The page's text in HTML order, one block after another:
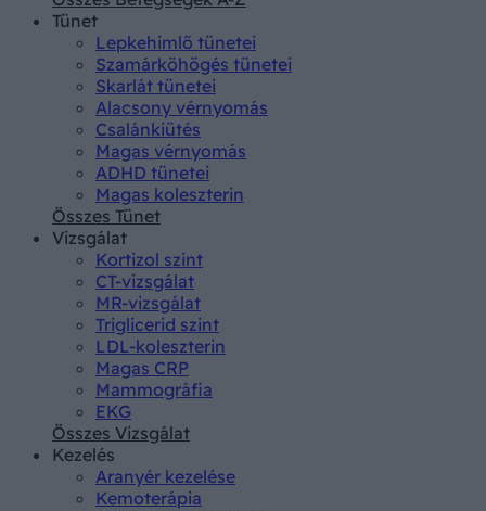
Tünet
Lepkehimlő tünetei
Szamárköhögés tünetei
Skarlát tünetei
Alacsony vérnyomás
Csalánkiütés
Magas vérnyomás
ADHD tünetei
Magas koleszterin
Összes Tünet
Vizsgálat
Kortizol szint
CT-vizsgálat
MR-vizsgálat
Triglicerid szint
LDL-koleszterin
Magas CRP
Mammográfia
EKG
Összes Vizsgálat
Kezelés
Aranyér kezelése
Kemoterápia